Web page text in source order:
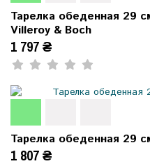
Тарелка обеденная 29
Villeroy & Boch
1 797 ₴
Тарелка обеденная 29
1 807 ₴